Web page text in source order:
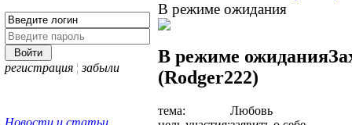
регистрация ¦ забыли
Новости и статьи
В режиме ожидания
В режиме ожидания
(Rodger222)
тема:
Любовь